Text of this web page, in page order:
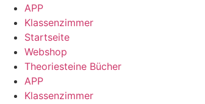
APP
Klassenzimmer
Startseite
Webshop
Theoriesteine Bücher
APP
Klassenzimmer